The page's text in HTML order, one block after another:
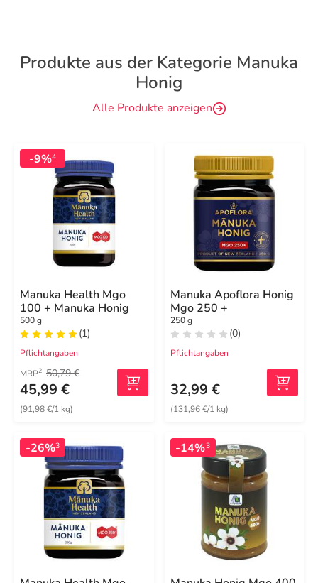
Produkte aus der Kategorie Manuka
Honig
Alle Produkte anzeigen
-9%4
Manuka Health Mgo
100 + Manuka Honig
500 g
(1)
Pflichtangaben
MRP2 50,79 €
45,99 €
(91,98 €/1 kg)
Manuka Apoflora Honig
Mgo 250 +
250 g
(0)
Pflichtangaben
32,99 €
(131,96 €/1 kg)
-26%3 -14%3